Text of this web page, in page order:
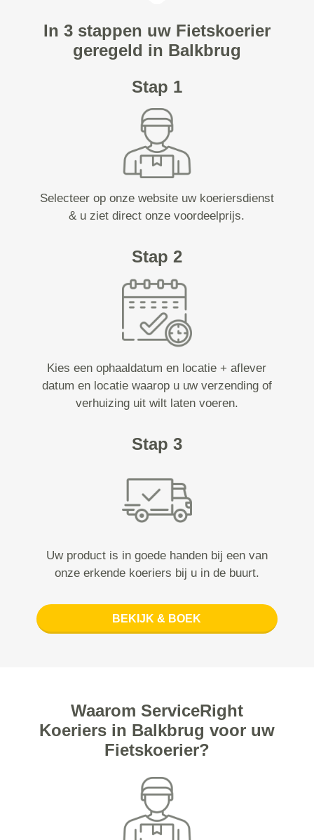
In 3 stappen uw Fietskoerier
geregeld in Balkbrug
Stap 1
Selecteer op onze website uw koeriersdienst
& u ziet direct onze voordeelprijs.
Stap 2
Kies een ophaaldatum en locatie + aflever
datum en locatie waarop u uw verzending of
verhuizing uit wilt laten voeren.
Stap 3
Uw product is in goede handen bij een van
onze erkende koeriers bij u in de buurt.
BEKIJK & BOEK
Waarom ServiceRight
Koeriers in Balkbrug voor uw
Fietskoerier?